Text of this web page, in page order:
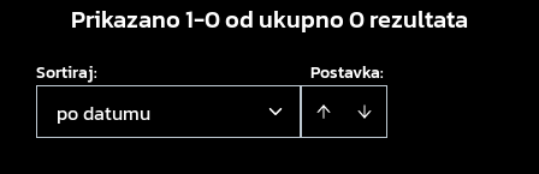
Prikazano 1-0 od ukupno 0 rezultata
Postavka:
Sortiraj:
po datumu